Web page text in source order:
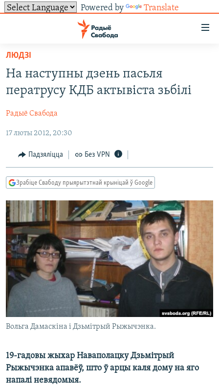
Powered by Translate
ўнівэрсальнага
доступу
Перайсьці
да
галоўнага
Перайсьці
да
навігацыі
Перайсьці
да
пошуку
УСЕ НАВІНЫ
ЛЮДЗІ
ПАЛІТЫКА
ЭКАНОМІКА
БЕЛАРУСЫ НА ВАЙНЕ
ПАЛІТВЯЗЬНІ
КУЛЬТУРА
КАЛЯНДАР
ТОЛЬКІ НА СВАБОДЗЕ
БЛОГІ
ГІСТОРЫЯ НА СВАБОДЗЕ
ПАДКАСТЫ
АЎДЫЁКНІГІ
PREMIUM
МОВА
НА ХВАЛЯХ СВАБОДЫ
СУВЯЗЬ
АБЫСЬЦІ БЛЯКАВАНЬНЕ
ПАДЗЯЛІЦЦА ІНФАРМАЦЫЯЙ
ПАДПІСАЦЦА
RSS
ПАДКАСТЫ
TWITTER
Усе сайты РС/РСЭ
ЛЮДЗІ
На наступны дзень пасьля
ператрусу КДБ актывіста зьбілі
Радыё Свабода
17 люты 2012, 20:30
Падзяліцца Без VPN
Зрабіце Свабоду прыярытэтнай крыніцай ў Google
Вольга Дамаскіна і Дзьмітрый Рыжычэнка.
19-гадовы жыхар Наваполацку Дзьмітрый
Рыжычэнка апавёў, што ў арцы каля дому на яго
напалі невядомыя.